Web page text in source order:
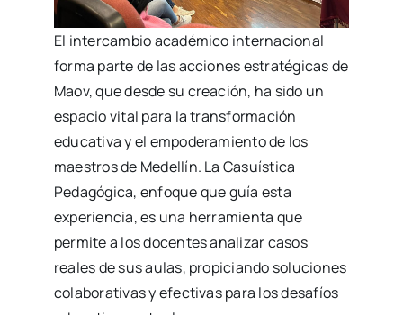
El intercambio académico internacional
forma parte de las acciones estratégicas de
Maov, que desde su creación, ha sido un
espacio vital para la transformación
educativa y el empoderamiento de los
maestros de Medellín. La Casuística
Pedagógica, enfoque que guía esta
experiencia, es una herramienta que
permite a los docentes analizar casos
reales de sus aulas, propiciando soluciones
colaborativas y efectivas para los desafíos